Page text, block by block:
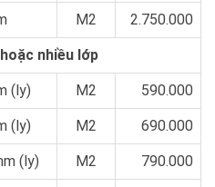
M2 2.750.000
nhiều lớp
(ly) M2 590.000
(ly) M2 690.000
(ly) M2 790.000